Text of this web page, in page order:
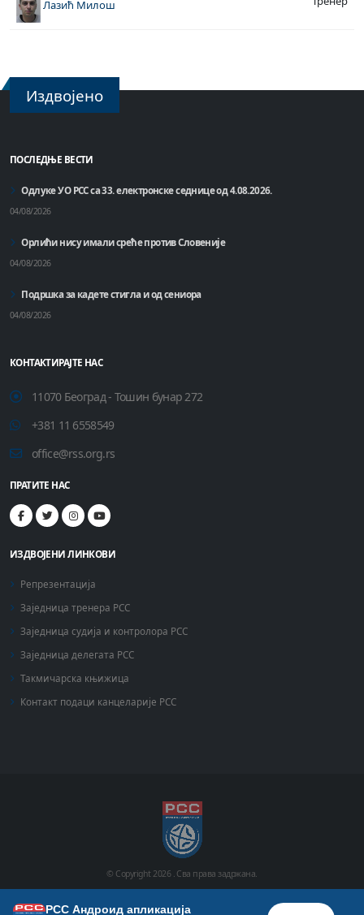
Лазић Милош
Издвојено
ПОСЛЕДЊЕ ВЕСТИ
Одлуке УО РСС са 33. електронске седнице од 4.08.2026.
04/08/2026
Орлићи нису имали среће против Словеније
04/08/2026
Подршка за кадете стигла и од сениора
04/08/2026
КОНТАКТИРАЈТЕ НАС
11070 Београд - Тошин бунар 272
+381 11 6558549
office@rss.org.rs
ПРАТИТЕ НАС
ИЗДВОЈЕНИ ЛИНКОВИ
Репрезентација
Заједница тренера РСС
Заједница судија и контролора РСС
Заједница делегата РСС
Такмичарска књижица
Контакт подаци канцеларије РСС
© Copyright2026 . Сва права задржана.
РСС Андроид апликација